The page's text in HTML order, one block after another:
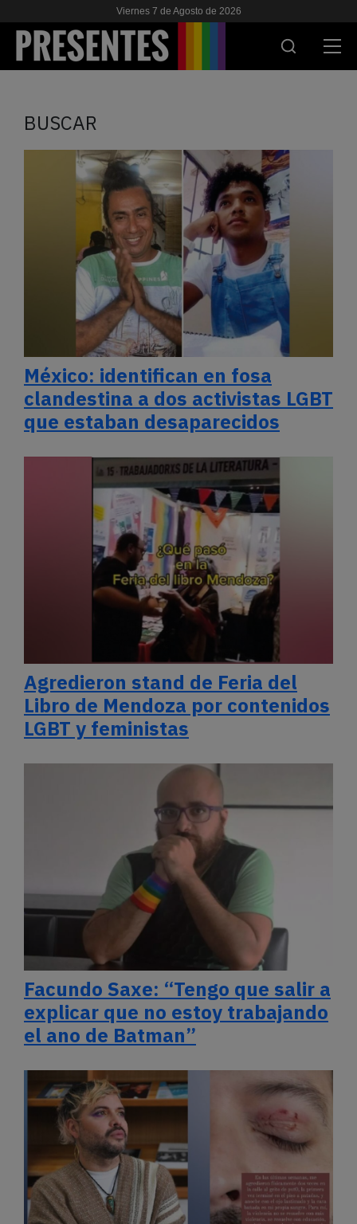
Viernes 7 de Agosto de 2026
VIH & SIDA
NOSOTRES
APOYANOS
ES EN
BUSCAR
México: identifican en fosa
clandestina a dos activistas LGBT
que estaban desaparecidos
Agredieron stand de Feria del
Libro de Mendoza por contenidos
LGBT y feministas
Facundo Saxe: “Tengo que salir a
explicar que no estoy trabajando
el ano de Batman”